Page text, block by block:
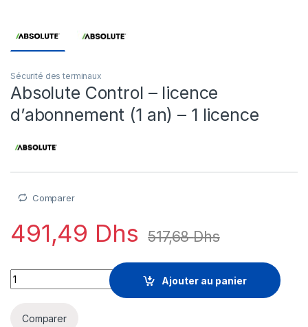
Sécurité des terminaux
Absolute Control – licence
d’abonnement (1 an) – 1 licence
Comparer
491,49 Dhs 517,68Dhs
Absolute Control - licence d'abonnement (1 an) - 1 licence
Ajouter au panier
Comparer